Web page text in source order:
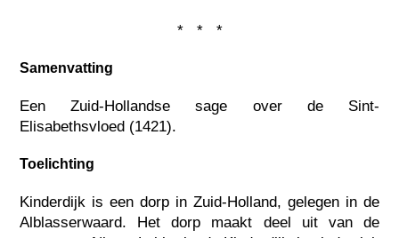
* * *
Samenvatting
Een Zuid-Hollandse sage over de Sint-
Elisabethsvloed (1421).
Toelichting
Kinderdijk is een dorp in Zuid-Holland, gelegen in de
Alblasserwaard. Het dorp maakt deel uit van de